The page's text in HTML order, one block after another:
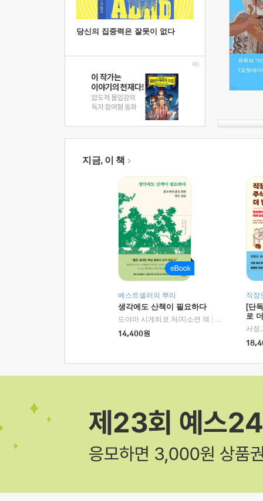
당신의 집중력은 잘못이 없다
지금, 이 책
베스트셀러의 뿌리
생각에도 산책이 필요하다
도야마 시게히코 저/지소연 역
알에이치코리
14,400원
직장
[단
로